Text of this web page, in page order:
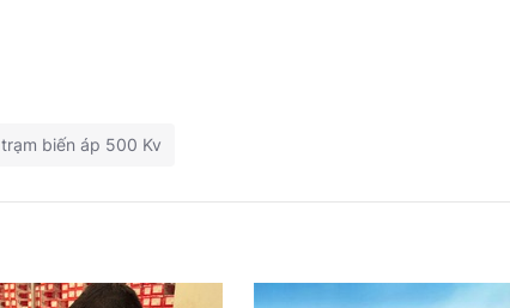
trạm biến áp 500 Kv